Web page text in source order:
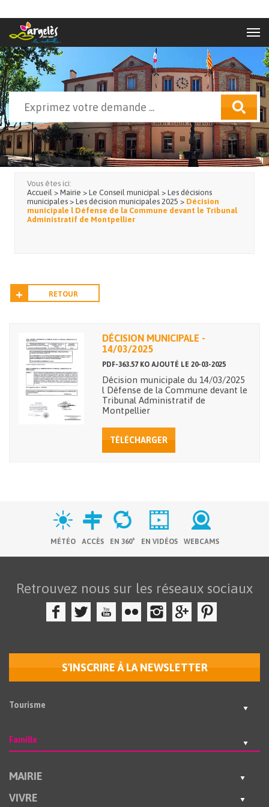
Formulaire de recherche
Vous êtes ici:
Accueil > Mairie > Le Conseil municipal > Les décisions
municipales > Les décision municipales 2025 > Décision
municipale l Défense de la Commune devant le Tribunal
Administratif de Montpellier
RETOUR
DÉCISION MUNICIPALE -
14/03/2025
PDF-363.57 KO AJOUTÉ LE 20-03-2025
Décision municipale du 14/03/2025
l Défense de la Commune devant le
Tribunal Administratif de
Montpellier
TÉLÉCHARGER
MÉTÉO ACCÈS EN 360° EN VIDÉOS WEBCAMS
Retrouvez nous sur les réseaux sociaux
S'INSCRIRE À LA NEWSLETTER
Tourisme
Famille
MAIRIE
VIVRE